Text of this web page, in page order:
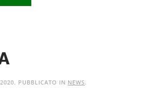
. PUBBLICATO IN NEWS.